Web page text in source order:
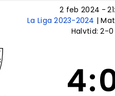
2 feb 2024 -
La Liga 2023-2024 |
Halvtid: 2-0
4: